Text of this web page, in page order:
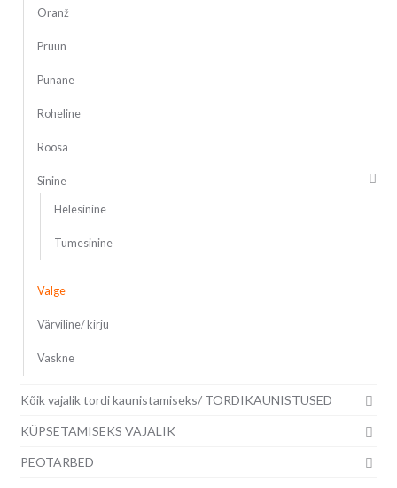
Oranž
Pruun
Punane
Roheline
Roosa
Sinine
Helesinine
Tumesinine
Valge
Värviline/ kirju
Vaskne
Kõik vajalik tordi kaunistamiseks/ TORDIKAUNISTUSED
KÜPSETAMISEKS VAJALIK
PEOTARBED